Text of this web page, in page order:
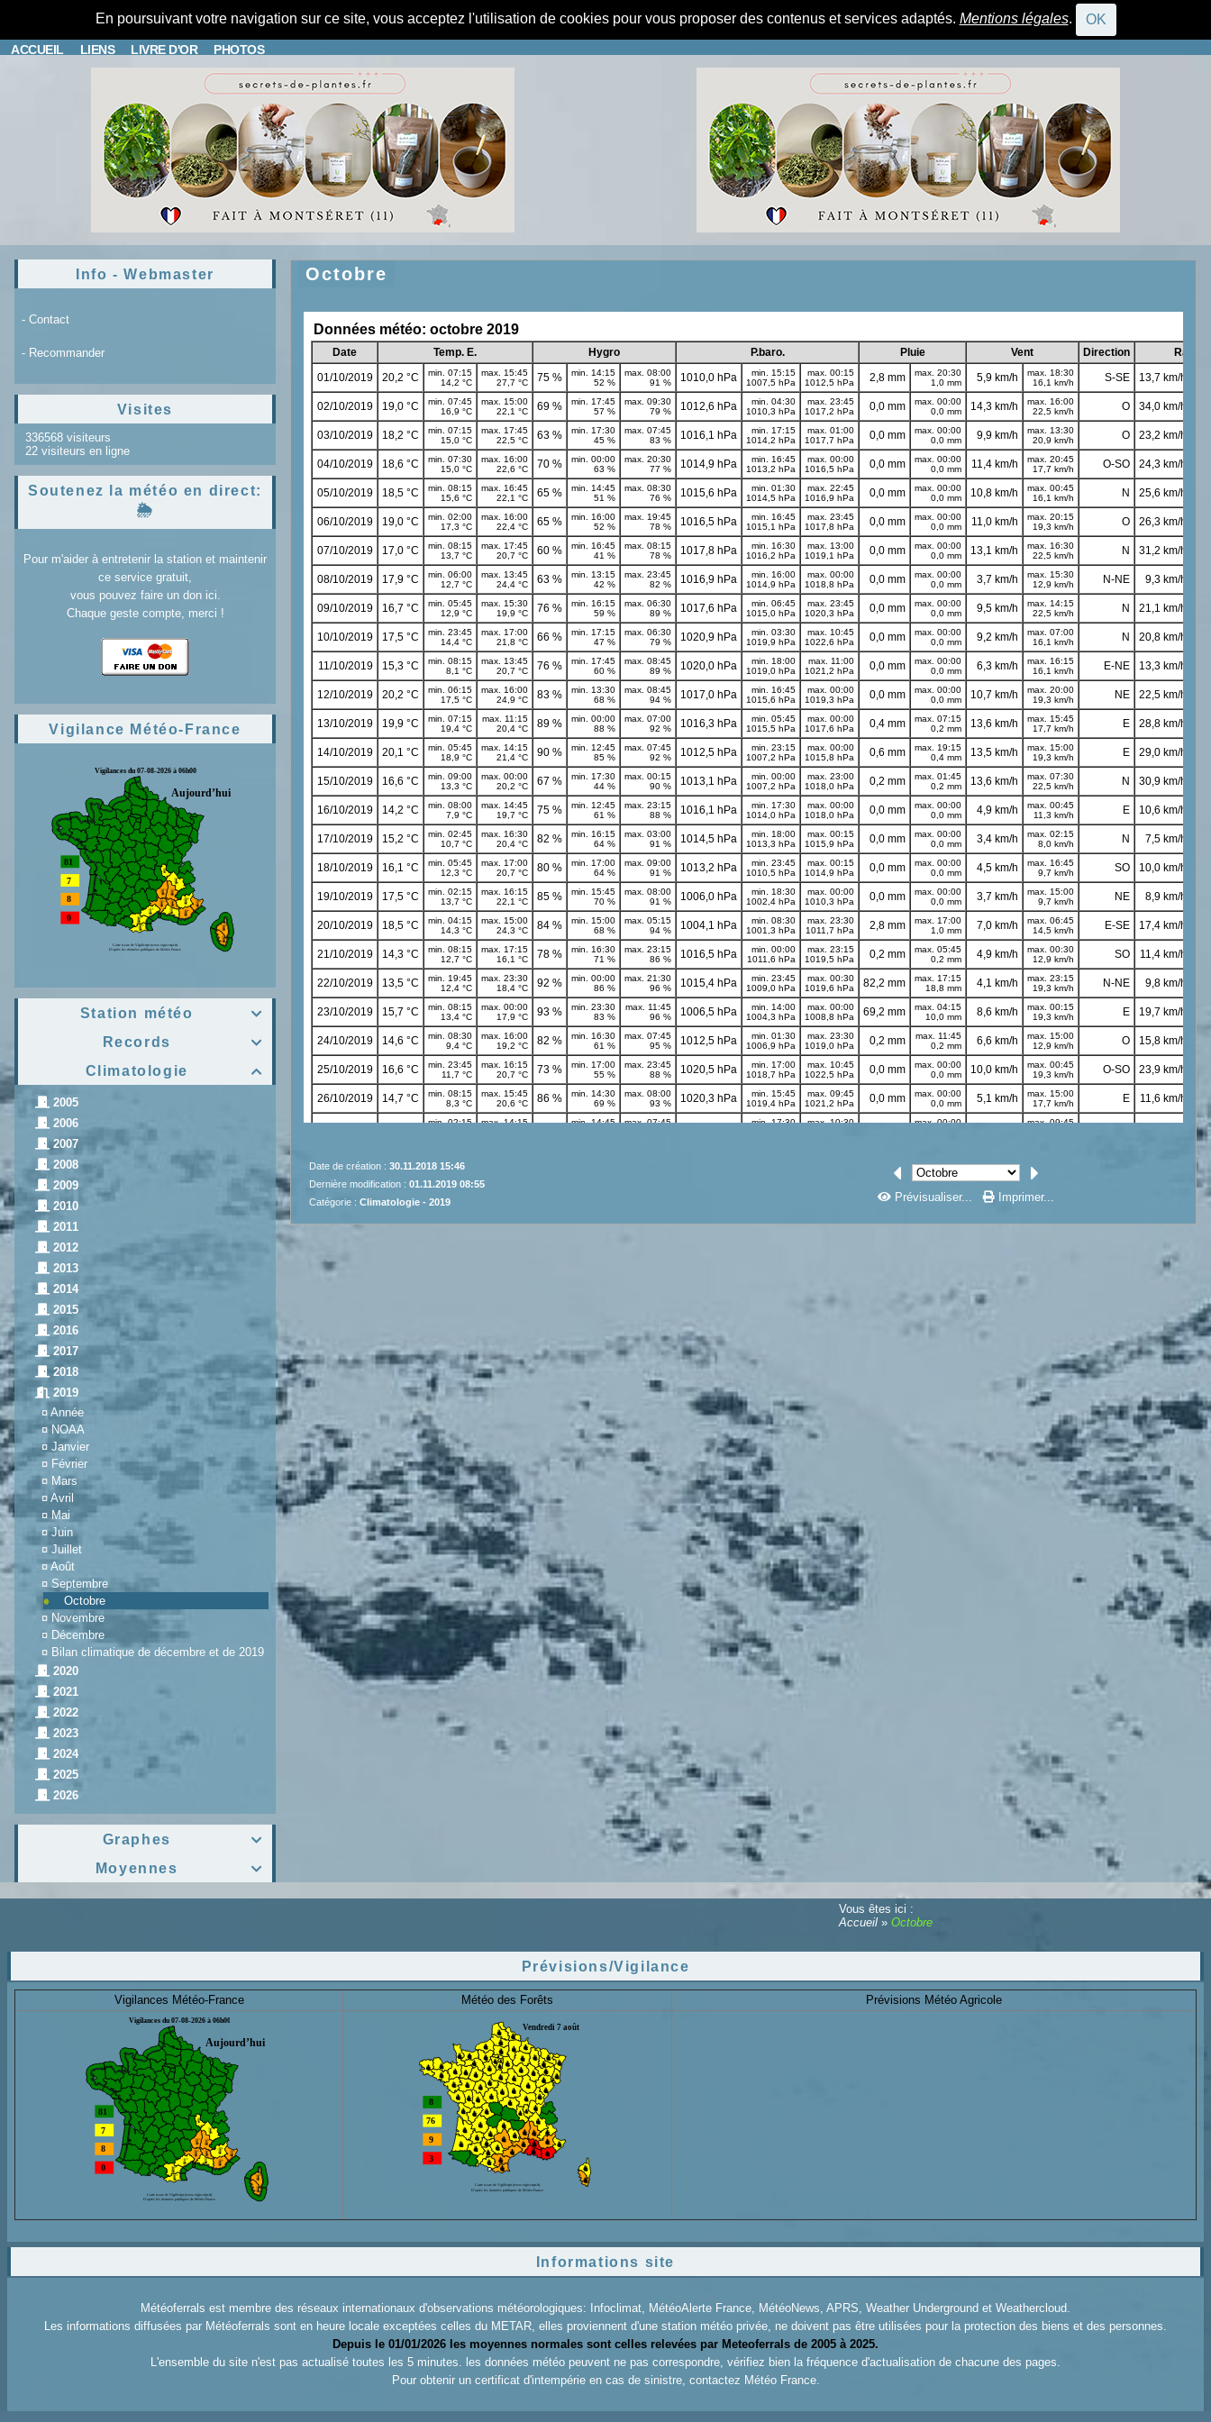
En poursuivant votre navigation sur ce site, vous acceptez l'utilisation de cookies pour vous proposer des contenus et services adaptés. Mentions légales. OK
ACCUEIL
CONNEXION
LIENS LIVRE D'OR PHOTOS
Info - Webmaster
- Contact
- Recommander
Visites
336568 visiteurs
22 visiteurs en ligne
Soutenez la météo en direct:
🌦️
Pour m'aider à entretenir la station et maintenir
ce service gratuit,
vous pouvez faire un don ici.
Chaque geste compte, merci !
Vigilance Météo-France

Station météo

Records

Climatologie
2005
2006
2007
2008
2009
2010
2011
2012
2013
2014
2015
2016
2017
2018
2019
¤ Année
¤ NOAA
¤ Janvier
¤ Février
¤ Mars
¤ Avril
¤Mai
¤Juin
¤ Juillet
¤Août
¤ Septembre
Octobre
¤ Novembre
¤ Décembre
¤ Bilan climatique de décembre et de 2019
2020
2021
2022
2023
2024
2025
2026

Graphes

Moyennes
Octobre
Date de création : 30.11.2018 15:46
Dernière modification : 01.11.2019 08:55
Catégorie : Climatologie - 2019 Prévisualiser... Imprimer...
Vous êtes ici :
Accueil»Octobre
Prévisions/Vigilance
Vigilances Météo-France Météo des Forêts Prévisions Météo Agricole
Informations site
Météoferrals est membre des réseaux internationaux d'observations météorologiques: Infoclimat, MétéoAlerte France, MétéoNews, APRS, Weather Underground et Weathercloud.
Les informations diffusées par Météoferrals sont en heure locale exceptées celles du METAR, elles proviennent d'une station météo privée, ne doivent pas être utilisées pour la protection des biens et des personnes.
Depuis le 01/01/2026 les moyennes normales sont celles relevées par Meteoferrals de 2005 à 2025.
L'ensemble du site n'est pas actualisé toutes les 5 minutes. les données météo peuvent ne pas correspondre, vérifiez bien la fréquence d'actualisation de chacune des pages.
Pour obtenir un certificat d'intempérie en cas de sinistre, contactez Météo France.